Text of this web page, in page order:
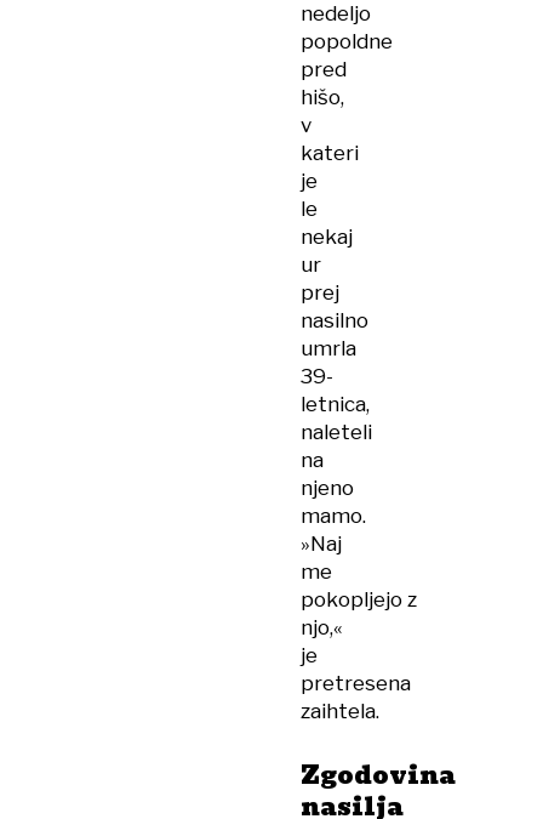
nedeljo
popoldne
pred
hišo,
v
kateri
je
le
nekaj
ur
prej
nasilno
umrla
39-
letnica,
naleteli
na
njeno
mamo.
»Naj
me
pokopljejo z
njo,«
je
pretresena
zaihtela.
Zgodovina
nasilja